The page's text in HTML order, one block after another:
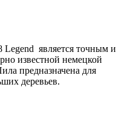
является точным и
известной немецкой
предназначена для
деревьев.